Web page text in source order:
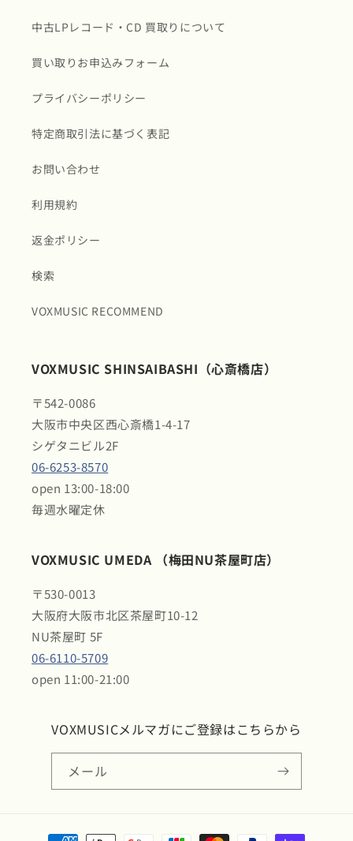
中古LPレコード・CD 買取りについて
買い取りお申込みフォーム
プライバシーポリシー
特定商取引法に基づく表記
お問い合わせ
利用規約
返金ポリシー
検索
VOXMUSIC RECOMMEND
VOXMUSIC SHINSAIBASHI（心斎橋店）
〒542-0086
大阪市中央区西心斎橋1-4-17
シゲタニビル2F
06-6253-8570
open 13:00-18:00
毎週水曜定休
VOXMUSIC UMEDA （梅田NU茶屋町店）
〒530-0013
大阪府大阪市北区茶屋町10-12
NU茶屋町 5F
06-6110-5709
open 11:00-21:00
VOXMUSICメルマガにご登録はこちらから
メール